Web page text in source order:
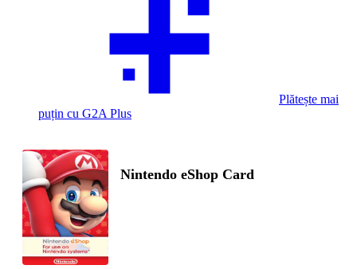
Plătește mai
puțin cu G2A Plus
Nintendo eShop Card